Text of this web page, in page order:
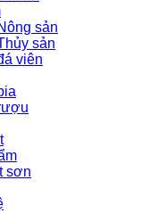
sản
sản
viên
sơn